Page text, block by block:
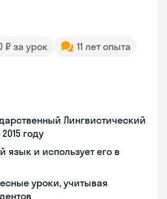
₽ за урок
11 лет опыта
Лингвистический
году
язык и использует его в
уроки, учитывая